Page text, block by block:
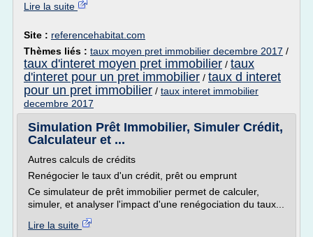
Lire la suite
Site : referencehabitat.com
Thèmes liés : taux moyen pret immobilier decembre 2017 /
taux d'interet moyen pret immobilier / taux
d'interet pour un pret immobilier / taux d interet
pour un pret immobilier / taux interet immobilier
decembre 2017
Simulation Prêt Immobilier, Simuler Crédit,
Calculateur et ...
Autres calculs de crédits
Renégocier le taux d'un crédit, prêt ou emprunt
Ce simulateur de prêt immobilier permet de calculer,
simuler, et analyser l'impact d'une renégociation du taux...
Lire la suite